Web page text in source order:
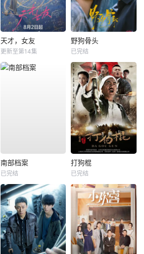
天才，女友
更新至第14集
野狗骨头
已完结
南部档案
已完结
打狗棍
已完结